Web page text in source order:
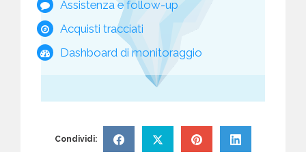
Assistenza e follow-up
Acquisti tracciati
Dashboard di monitoraggio
Condividi: